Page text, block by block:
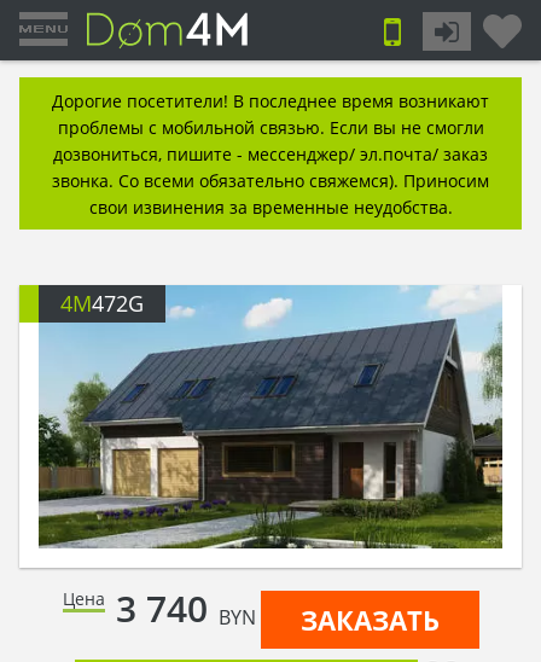
Дорогие посетители! В последнее время возникают
проблемы с мобильной связью. Если вы не смогли
дозвониться, пишите - мессенджер/ эл.почта/ заказ
звонка. Со всеми обязательно свяжемся). Приносим
свои извинения за временные неудобства.
4M472G
Цена 3 740 BYN
ЗАКАЗАТЬ